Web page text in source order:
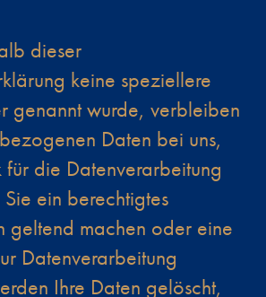
dieser
keine speziellere
genannt wurde, verbleiben
Daten bei uns,
die Datenverarbeitung
ein berechtigtes
geltend machen oder eine
Datenverarbeitung
Ihre Daten gelöscht,